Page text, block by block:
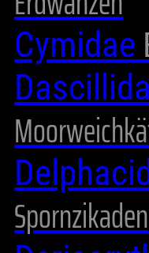
Cymidae
Spornzikaden